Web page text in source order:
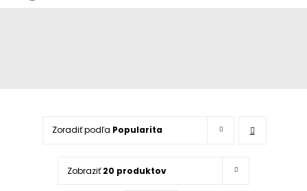
Zoradiť podľa Popularita
Zobraziť20 produktov